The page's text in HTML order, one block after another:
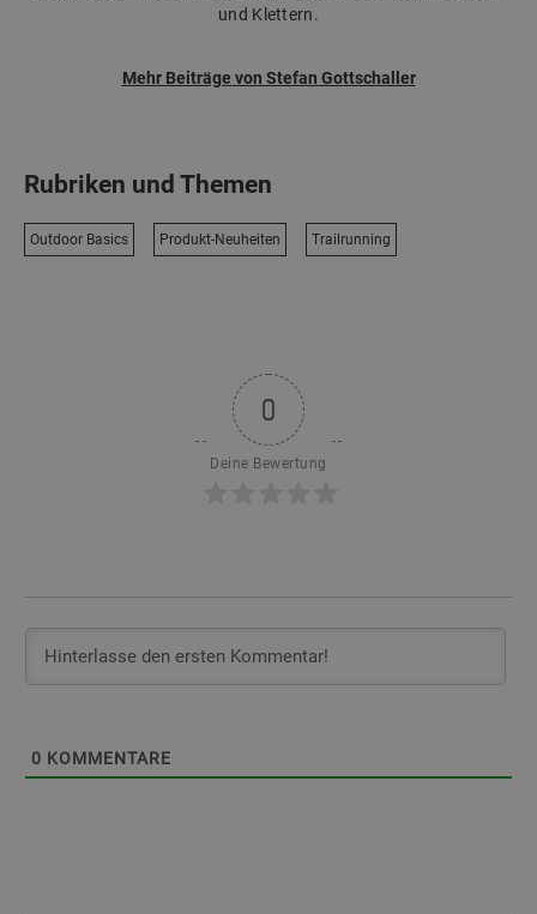
und Klettern.
Mehr Beiträge von Stefan Gottschaller
Rubriken und Themen
Outdoor Basics Produkt-Neuheiten Trailrunning
0
Deine Bewertung
0 KOMMENTARE